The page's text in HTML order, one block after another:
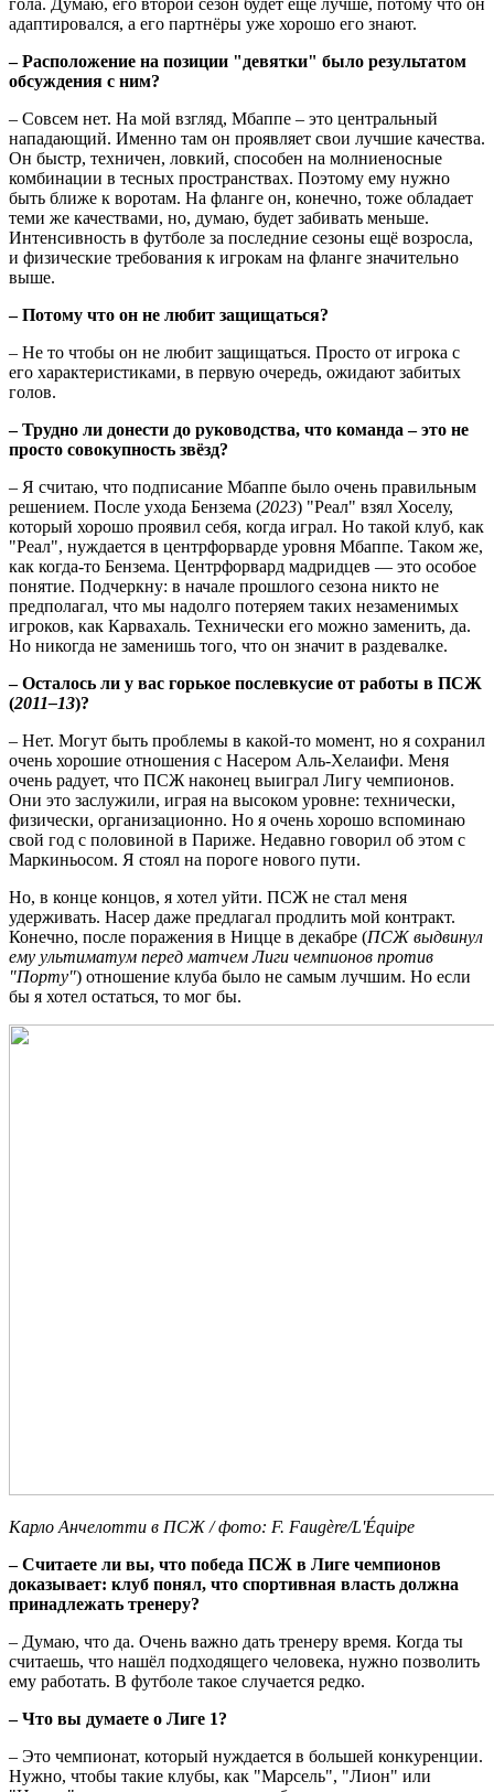
гола. Думаю, его второй сезон будет ещё лучше, потому что он
адаптировался, а его партнёры уже хорошо его знают.
– Расположение на позиции "девятки" было результатом
обсуждения с ним?
– Совсем нет. На мой взгляд, Мбаппе – это центральный
нападающий. Именно там он проявляет свои лучшие качества.
Он быстр, техничен, ловкий, способен на молниеносные
комбинации в тесных пространствах. Поэтому ему нужно
быть ближе к воротам. На фланге он, конечно, тоже обладает
теми же качествами, но, думаю, будет забивать меньше.
Интенсивность в футболе за последние сезоны ещё возросла,
и физические требования к игрокам на фланге значительно
выше.
– Потому что он не любит защищаться?
– Не то чтобы он не любит защищаться. Просто от игрока с
его характеристиками, в первую очередь, ожидают забитых
голов.
– Трудно ли донести до руководства, что команда – это не
просто совокупность звёзд?
– Я считаю, что подписание Мбаппе было очень правильным
решением. После ухода Бензема (2023) "Реал" взял Хоселу,
который хорошо проявил себя, когда играл. Но такой клуб, как
"Реал", нуждается в центрфорварде уровня Мбаппе. Таком же,
как когда-то Бензема. Центрфорвард мадридцев — это особое
понятие. Подчеркну: в начале прошлого сезона никто не
предполагал, что мы надолго потеряем таких незаменимых
игроков, как Карвахаль. Технически его можно заменить, да.
Но никогда не заменишь того, что он значит в раздевалке.
– Осталось ли у вас горькое послевкусие от работы в ПСЖ
(2011–13)?
– Нет. Могут быть проблемы в какой-то момент, но я сохранил
очень хорошие отношения с Насером Аль-Хелаифи. Меня
очень радует, что ПСЖ наконец выиграл Лигу чемпионов.
Они это заслужили, играя на высоком уровне: технически,
физически, организационно. Но я очень хорошо вспоминаю
свой год с половиной в Париже. Недавно говорил об этом с
Маркиньосом. Я стоял на пороге нового пути.
Но, в конце концов, я хотел уйти. ПСЖ не стал меня
удерживать. Насер даже предлагал продлить мой контракт.
Конечно, после поражения в Ницце в декабре (ПСЖ выдвинул
ему ультиматум перед матчем Лиги чемпионов против
"Порту") отношение клуба было не самым лучшим. Но если
бы я хотел остаться, то мог бы.
Карло Анчелотти в ПСЖ / фото: F. Faugère/L'Équipe
– Считаете ли вы, что победа ПСЖ в Лиге чемпионов
доказывает: клуб понял, что спортивная власть должна
принадлежать тренеру?
– Думаю, что да. Очень важно дать тренеру время. Когда ты
считаешь, что нашёл подходящего человека, нужно позволить
ему работать. В футболе такое случается редко.
– Что вы думаете о Лиге 1?
– Это чемпионат, который нуждается в большей конкуренции.
Нужно, чтобы такие клубы, как "Марсель", "Лион" или